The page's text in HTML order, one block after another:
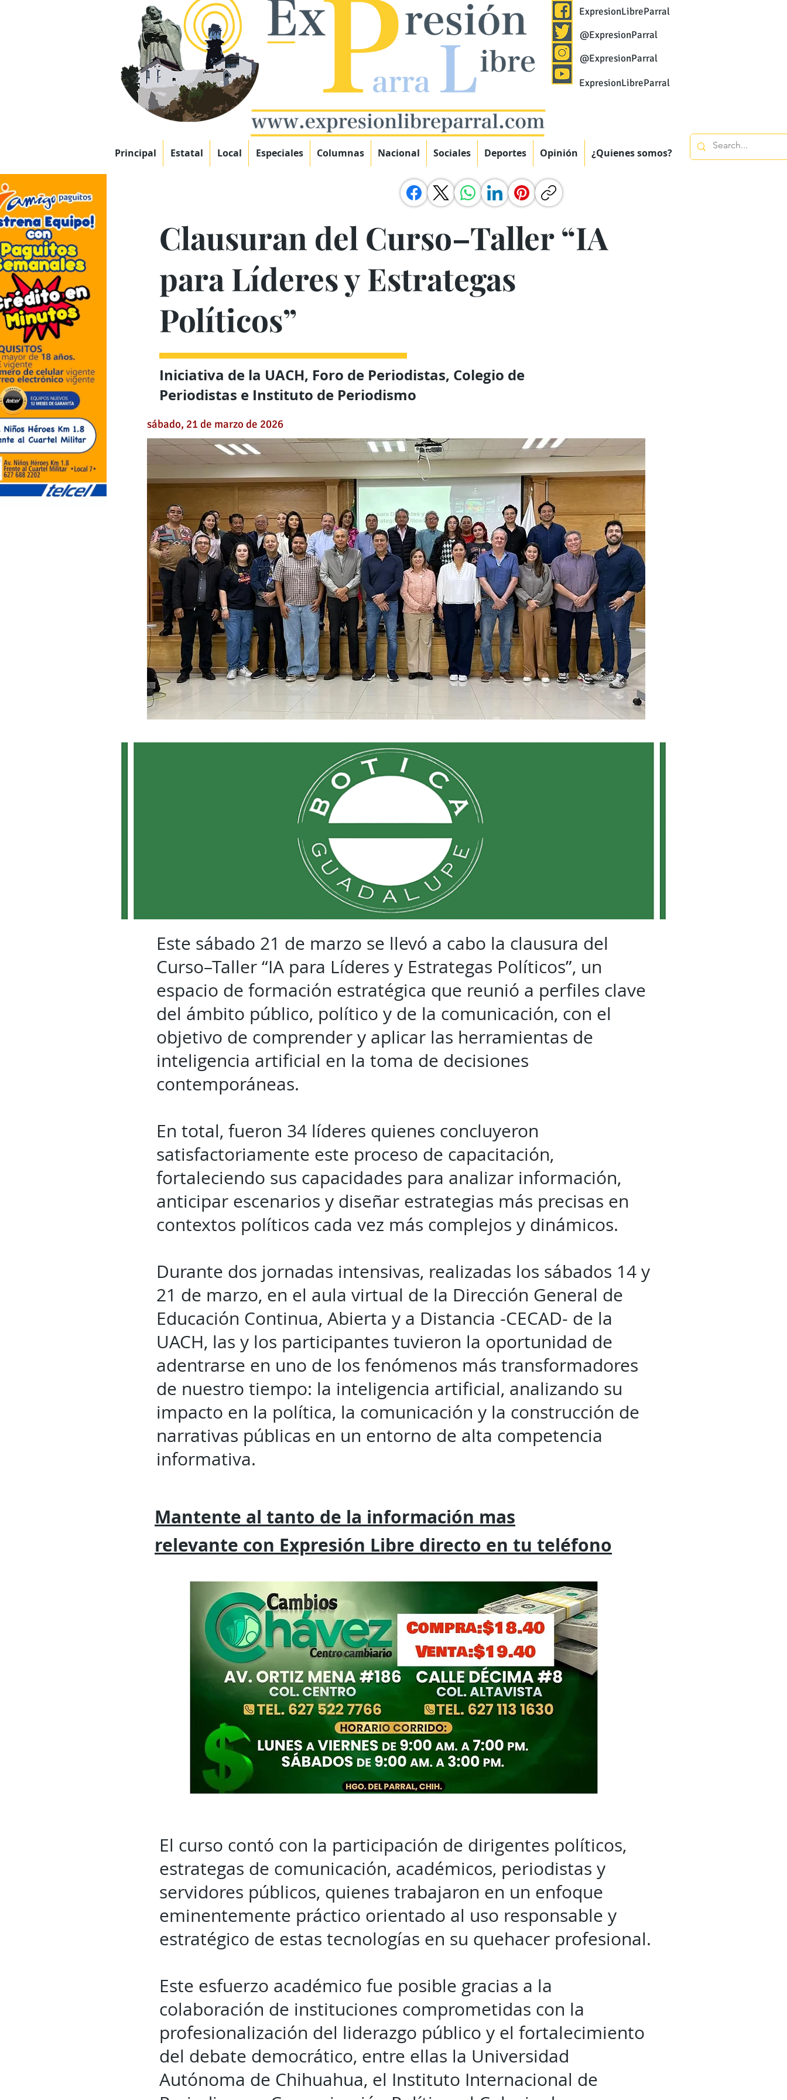
ExpresionLibreParral
@ExpresionParral
@ExpresionParral
ExpresionLibreParral
Principal Estatal Local Especiales Columnas Nacional Sociales Deportes Opinión ¿Quienes somos?
Clausuran del Curso–Taller “IA
para Líderes y Estrategas
Políticos”
Iniciativa de la UACH, Foro de Periodistas, Colegio de
Periodistas e Instituto de Periodismo
sábado, 21 de marzo de 2026
Este sábado 21 de marzo se llevó a cabo la clausura del
Curso–Taller “IA para Líderes y Estrategas Políticos”, un
espacio de formación estratégica que reunió a perfiles clave
del ámbito público, político y de la comunicación, con el
objetivo de comprender y aplicar las herramientas de
inteligencia artificial en la toma de decisiones
contemporáneas.
En total, fueron 34 líderes quienes concluyeron
satisfactoriamente este proceso de capacitación,
fortaleciendo sus capacidades para analizar información,
anticipar escenarios y diseñar estrategias más precisas en
contextos políticos cada vez más complejos y dinámicos.
Durante dos jornadas intensivas, realizadas los sábados 14 y
21 de marzo, en el aula virtual de la Dirección General de
Educación Continua, Abierta y a Distancia -CECAD- de la
UACH, las y los participantes tuvieron la oportunidad de
adentrarse en uno de los fenómenos más transformadores
de nuestro tiempo: la inteligencia artificial, analizando su
impacto en la política, la comunicación y la construcción de
narrativas públicas en un entorno de alta competencia
informativa.
Mantente al tanto de la información mas
relevante con Expresión Libre directo en tu teléfono
El curso contó con la participación de dirigentes políticos,
estrategas de comunicación, académicos, periodistas y
servidores públicos, quienes trabajaron en un enfoque
eminentemente práctico orientado al uso responsable y
estratégico de estas tecnologías en su quehacer profesional.
Este esfuerzo académico fue posible gracias a la
colaboración de instituciones comprometidas con la
profesionalización del liderazgo público y el fortalecimiento
del debate democrático, entre ellas la Universidad
Autónoma de Chihuahua, el Instituto Internacional de